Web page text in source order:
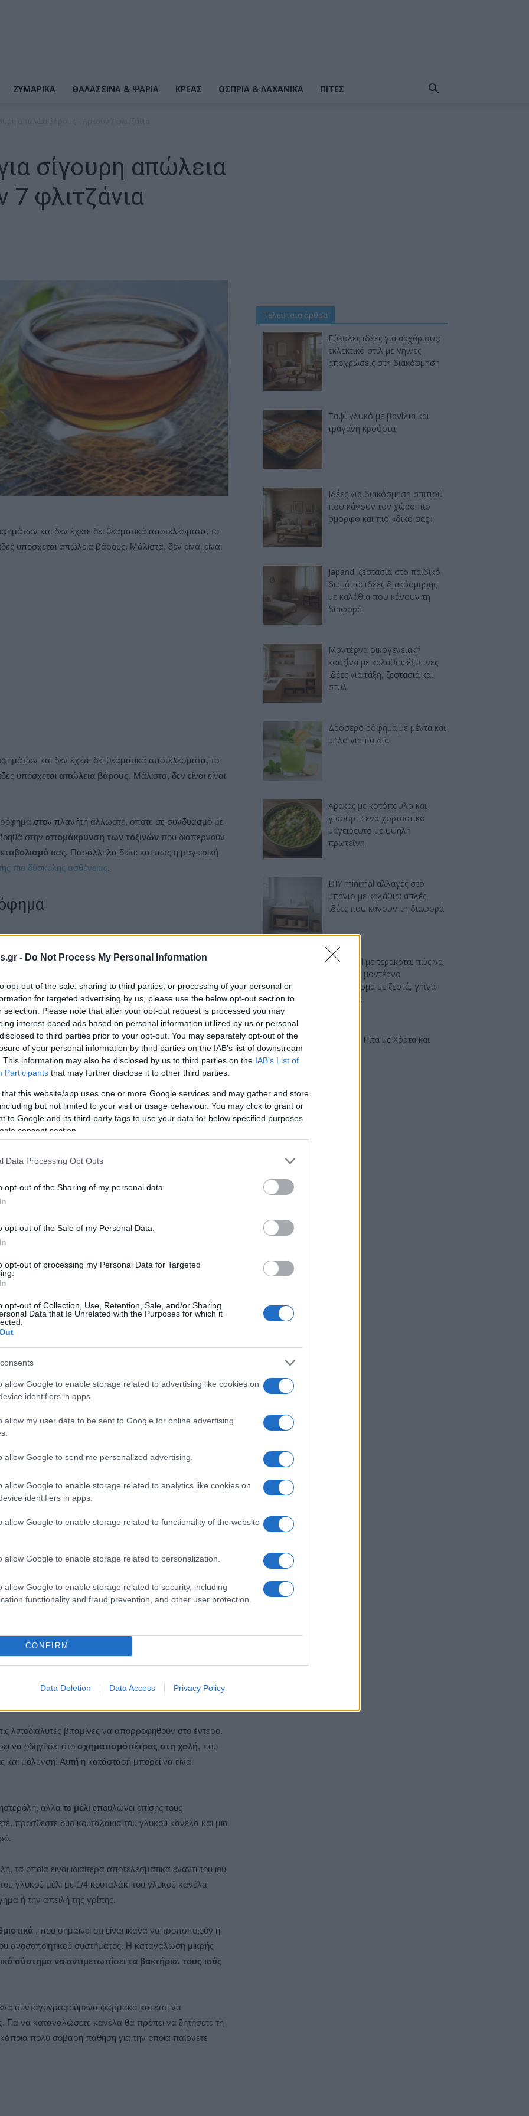
- Do Not Process My Personal Information
opt-out of the sale, sharing to third parties, or processing of your personal or
for targeted advertising by us, please use the below opt-out section to
selection. Please note that after your opt-out request is processed you may
interest-based ads based on personal information utilized by us or personal
to third parties prior to your opt-out. You may separately opt-out of the
of your personal information by third parties on the IAB’s list of downstream
This information may also be disclosed by us to third parties on the IAB’s List of
Participants that may further disclose it to other third parties.
that this website/app uses one or more Google services and may gather and store
but not limited to your visit or usage behaviour. You may click to grant or
to Google and its third-party tags to use your data for below specified purposes
consent section.
Data Processing Opt Outs
opt-out of the Sharing of my personal data.
opt-out of the Sale of my Personal Data.
opt-out of processing my Personal Data for Targeted
opt-out of Collection, Use, Retention, Sale, and/or Sharing
Data that Is Unrelated with the Purposes for which it
allow Google to enable storage related to advertising like cookies on
identifiers in apps.
allow my user data to be sent to Google for online advertising
allow Google to send me personalized advertising.
allow Google to enable storage related to analytics like cookies on
identifiers in apps.
allow Google to enable storage related to functionality of the website
allow Google to enable storage related to personalization.
allow Google to enable storage related to security, including
functionality and fraud prevention, and other user protection.
CONFIRM
Data Deletion Data Access Privacy Policy
ΖΥΜΑΡΙΚΆ ΘΑΛΑΣΣΙΝΆ & ΨΆΡΙΑ ΚΡΕΑΣ ΌΣΠΡΙΑ & ΛΑΧΑΝΙΚΆ ΠΙΤΕΣ
σίγουρη απώλεια
φλιτζάνια
και δεν έχετε δει θεαματικά αποτελέσματα, το
υπόσχεται απώλεια βάρους. Μάλιστα, δεν είναι είναι
και δεν έχετε δει θεαματικά αποτελέσματα, το
υπόσχεται απώλεια βάρους. Μάλιστα, δεν είναι είναι
ρόφημα στον πλανήτη άλλωστε, οπότε σε συνδυασμό με
στην απομάκρυνση των τοξινών που διαπερνούν
σας. Παράλληλα δείτε και πως η μαγειρική
πιο δύσκολης ασθένειας.
το σουρώνετε.
40 λεπτά πριν το πρωινό, με άδειο στομάχι.
εβδομάδες
πρέπει να συνοδεύεται από μια ισορροπημένη
και δείτε το σώμα σας
θεραπευτικές ιδιότητες που μακροπρόθεσμα θα σας
γεύση ! Απλά αναμείξτε μικρές ποσότητες σε ζεστό νερό
ή καταναλώστε το απευθείας με το κουταλάκι! Επίσης
οφέλη του μελιού για την υγεία της καρδιάς.
κανέλα την ημέρα μειώνει σημαντικά τα
(κακής) χοληστερόλης
2.»
οξείδωση της LDL χοληστερόλης
Μπορεί επίσης να μειώσει την αρτηριακή πίεση,
και το φλεβικό σύστημα.
τρία κουταλάκια του γλυκού κανέλα σε ένα μικρό
το μείγμα, σε κάθε γεύμα.
των ιστών των αρθρώσεων. Ο διεθνής οργανισμός για
οι ασθενείς αυτή την κατάστασή με το να
τον πόνο, μειώνουν τη φλεγμονή και
της σούπας μέλι και μια κουταλιά της σούπας
μέσα στη μέρα, το πρωί και το βράδυ, για καλύτερα
λιποδιαλυτές βιταμίνες να απορροφηθούν στο έντερο.
να οδηγήσει στο σχηματισμόπέτρας στη χολή, που
και μόλυνση. Αυτή η κατάσταση μπορεί να είναι
αλλά το μέλι επουλώνει επίσης τους
προσθέστε δύο κουταλάκια του γλυκού κανέλα και μια
τα οποία είναι ιδιαίτερα αποτελεσματικά έναντι του ιού
γλυκού μέλι με 1/4 κουταλάκι του γλυκού κανέλα
ή την απειλή της γρίπης.
, που σημαίνει ότι είναι ικανά να τροποποιούν ή
ανοσοποιητικού συστήματος. Η κατανάλωση μικρής
σύστημα να αντιμετωπίσει τα βακτήρια, τους ιούς
συνταγογραφούμενα φάρμακα και έτσι να
. Για να καταναλώσετε κανέλα θα πρέπει να ζητήσετε τη
πολύ σοβαρή πάθηση για την οποία παίρνετε
Τελευταία άρθρα
Εύκολες ιδέες για αρχάριους:
εκλεκτικό στιλ με γήινες
αποχρώσεις στη διακόσμηση
Ταψί γλυκό με βανίλια και
τραγανή κρούστα
Ιδέες για διακόσμηση σπιτιού
που κάνουν τον χώρο πιο
όμορφο και πιο «δικό σας»
Japandi ζεστασιά στο παιδικό
δωμάτιο: ιδέες διακόσμησης
με καλάθια που κάνουν τη
διαφορά
Μοντέρνα οικογενειακή
κουζίνα με καλάθια: έξυπνες
ιδέες για τάξη, ζεστασιά και
στυλ
Δροσερό ρόφημα με μέντα και
μήλο για παιδιά
Αρακάς με κοτόπουλο και
γιαούρτι: ένα χορταστικό
μαγειρευτό με υψηλή
πρωτεΐνη
DIY minimal αλλαγές στο
μπάνιο με καλάθια: απλές
ιδέες που κάνουν τη διαφορά
Industrial με τερακότα: πώς να
πετύχεις μοντέρνο
αποτέλεσμα με ζεστά, γήινα
χρώματα
Ελαφριά Πίτα με Χόρτα και